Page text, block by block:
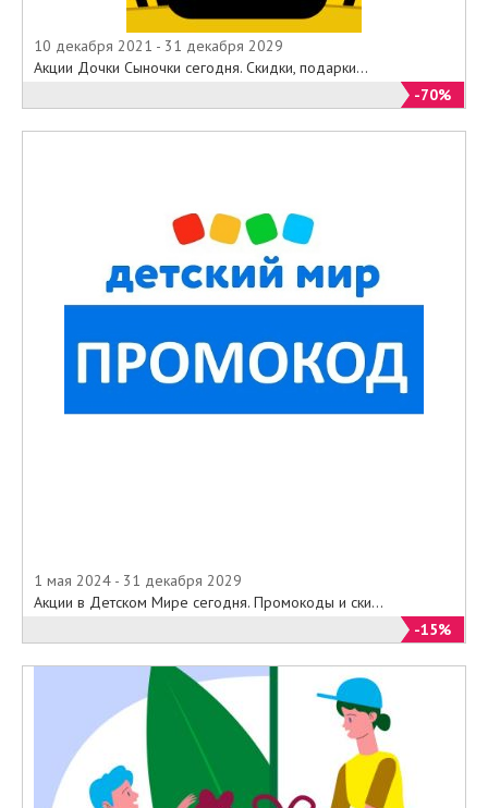
10 декабря 2021 - 31 декабря 2029
Акции Дочки Сыночки сегодня. Скидки, подарки...
-70%
1 мая 2024 - 31 декабря 2029
Акции в Детском Мире сегодня. Промокоды и ски...
-15%